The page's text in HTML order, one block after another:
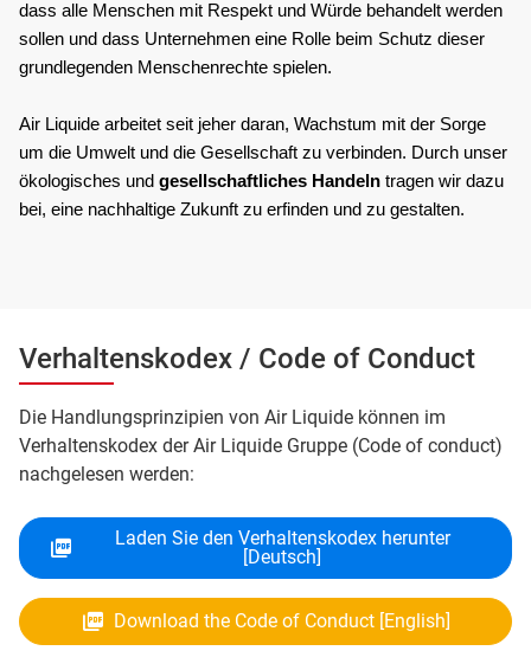
dass alle Menschen mit Respekt und Würde behandelt werden
sollen und dass Unternehmen eine Rolle beim Schutz dieser
grundlegenden Menschenrechte spielen.
Air Liquide arbeitet seit jeher daran, Wachstum mit der Sorge
um die Umwelt und die Gesellschaft zu verbinden. Durch unser
ökologisches und gesellschaftliches Handeln tragen wir dazu
bei, eine nachhaltige Zukunft zu erfinden und zu gestalten.
Verhaltenskodex / Code of Conduct
Die Handlungsprinzipien von Air Liquide können im
Verhaltenskodex der Air Liquide Gruppe (Code of conduct)
nachgelesen werden:
Laden Sie den Verhaltenskodex herunter
[Deutsch]
Download the Code of Conduct [English]